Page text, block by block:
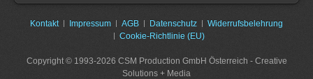
Kontakt Impressum AGB Datenschutz
Widerrufsbelehrung
Cookie-Richtlinie (EU)
Copyright © 1993-2026 CSM Production GmbH Österreich - Creative
Solutions + Media